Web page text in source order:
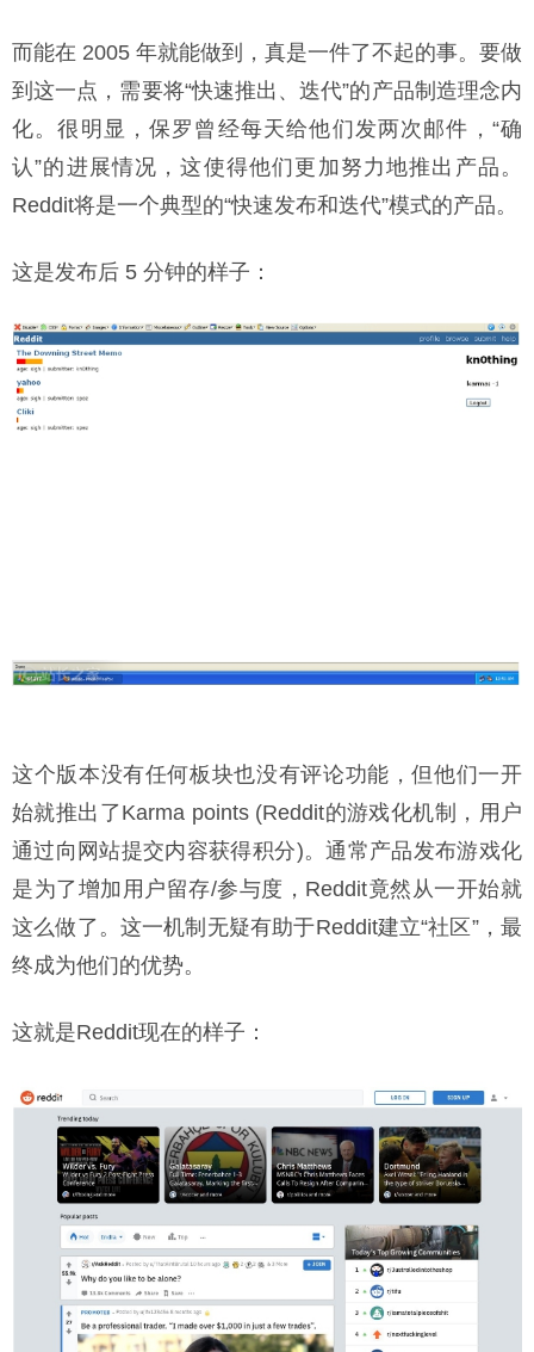
而能在 2005 年就能做到，真是一件了不起的事。要做
到这一点，需要将“快速推出、迭代”的产品制造理念内
化。很明显，保罗曾经每天给他们发两次邮件，“确
认”的进展情况，这使得他们更加努力地推出产品。
Reddit将是一个典型的“快速发布和迭代”模式的产品。
这是发布后 5 分钟的样子：
这个版本没有任何板块也没有评论功能，但他们一开
始就推出了Karma points (Reddit的游戏化机制，用户
通过向网站提交内容获得积分)。通常产品发布游戏化
是为了增加用户留存/参与度，Reddit竟然从一开始就
这么做了。这一机制无疑有助于Reddit建立“社区”，最
终成为他们的优势。
这就是Reddit现在的样子：